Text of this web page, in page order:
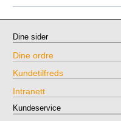
Dine sider
Dine ordre
Kundetilfreds
Intranett
Kundeservice